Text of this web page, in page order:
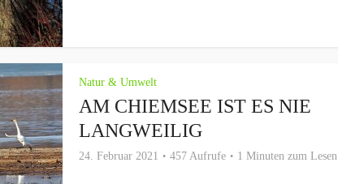
Natur & Umwelt
AM CHIEMSEE IST ES NIE
LANGWEILIG
24. Februar 2021 457 Aufrufe 1 Minuten zum Lesen